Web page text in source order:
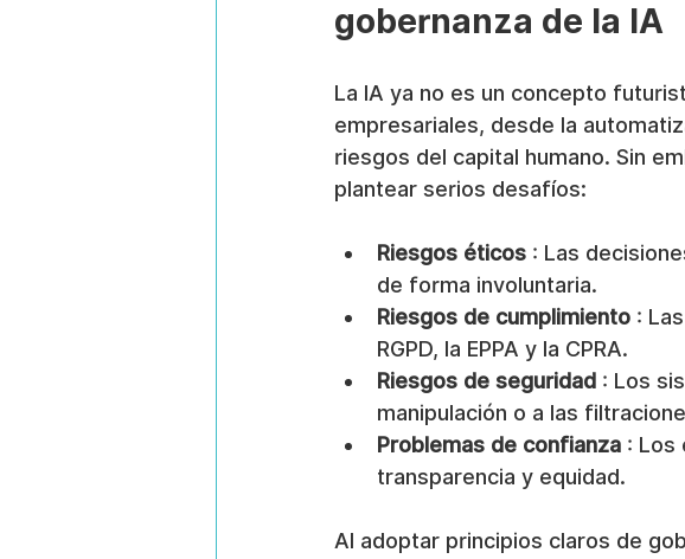
gobernanza de la IA
La IA ya no es un concepto
empresariales, desde la
riesgos del capital humano. Sin
plantear serios desafíos:
Riesgos éticos : Las
de forma involuntaria.
Riesgos de cumplimiento :
RGPD, la EPPA y la CPRA.
Riesgos de seguridad : Los
manipulación o a las
Problemas de confianza : Los
transparencia y equidad.
Al adoptar principios claros de